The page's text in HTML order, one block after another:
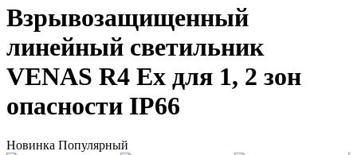
Взрывозащищенный
линейный светильник
VENAS R4 Ex для 1, 2 зон
опасности IP66
Новинка Популярный